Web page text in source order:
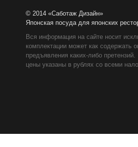
© 2014 «Саботаж Дизайн»
Японская посуда для японских
Вся информация на сайте носит
комплектации может как содержать
предъявления каких-либо
цены указаны в рублях со всеми